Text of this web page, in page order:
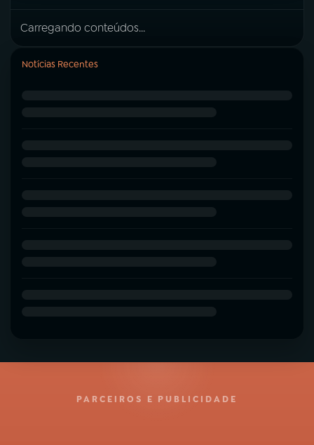
Carregando conteúdos...
Notícias Recentes
PARCEIROS E PUBLICIDADE